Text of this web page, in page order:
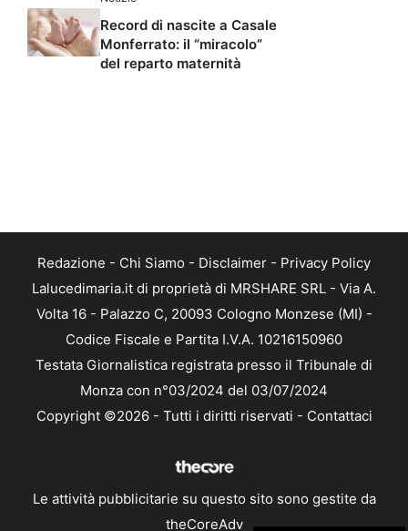
Record di nascite a Casale
Monferrato: il “miracolo”
del reparto maternità
Redazione - Chi Siamo - Disclaimer - Privacy Policy
Lalucedimaria.it di proprietà di MRSHARE SRL - Via A.
Volta 16 - Palazzo C, 20093 Cologno Monzese (MI) -
Codice Fiscale e Partita I.V.A. 10216150960
Testata Giornalistica registrata presso il Tribunale di
Monza con n°03/2024 del 03/07/2024
Copyright ©2026 - Tutti i diritti riservati - Contattaci
Le attività pubblicitarie su questo sito sono gestite da
theCoreAdv